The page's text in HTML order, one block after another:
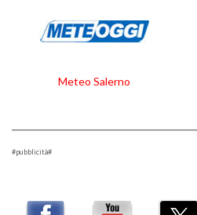
Meteo Salerno
#pubblicità#